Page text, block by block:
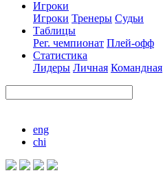
Игроки
Игроки Тренеры Судьи
Таблицы
Рег. чемпионат Плей-офф
Статистика
Лидеры Личная Командная
eng
chi